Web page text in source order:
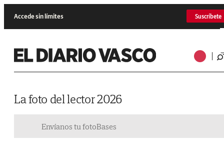
Accede sin límites Suscríbete
La foto del lector 2026
Envíanos tu fotoBases